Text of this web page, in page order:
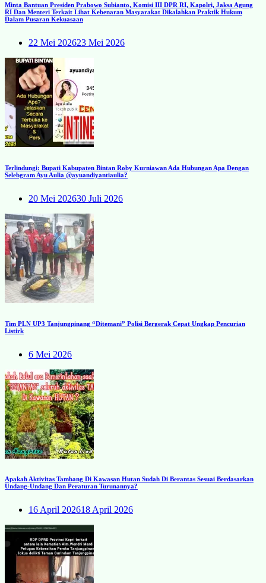
Minta Bantuan Presiden Prabowo Subianto, Komisi III DPR RI, Kapolri, Jaksa Agung
RI Dan Menteri Terkait Lihat Kebenaran Masyarakat Dikalahkan Praktik Hukum
Dalam Pusaran Kekuasaan
22 Mei 202623 Mei 2026
Terlindungi: Bupati Kabupaten Bintan Roby Kurniawan Ada Hubungan Apa Dengan
Selebgram Ayu Aulia @ayuandiyantiaulia?
20 Mei 202630 Juli 2026
Tim PLN UP3 Tanjungpinang “Ditemani” Polisi Bergerak Cepat Ungkap Pencurian
Listirk
6 Mei 2026
Apakah Aktivitas Tambang Di Kawasan Hutan Sudah Di Berantas Sesuai Berdasarkan
Undang-Undang Dan Peraturan Turunannya?
16 April 202618 April 2026